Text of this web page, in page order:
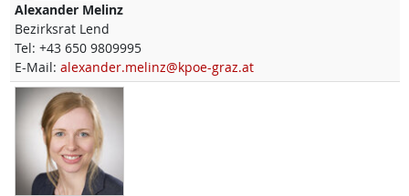
Alexander Melinz
Bezirksrat Lend
Tel: +43 650 9809995
E-Mail: alexander.melinz@kpoe-graz.at